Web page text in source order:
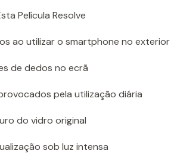
Película Resolve
ao utilizar o smartphone no exterior
de dedos no ecrã
pela utilização diária
do vidro original
sob luz intensa